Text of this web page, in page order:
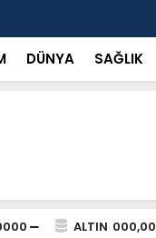
DÜNYA SAĞLIK
ALTIN 000,00